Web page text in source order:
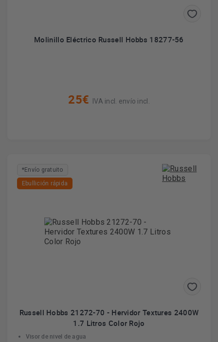
Molinillo Eléctrico Russell Hobbs 18277-56
25€ IVA incl. envío incl.
*Envío gratuito
Ebullición rápida
Russell Hobbs 21272-70 - Hervidor Textures 2400W
1.7 Litros Color Rojo
Visor de nivel de agua